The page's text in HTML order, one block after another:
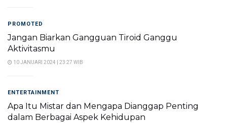
PROMOTED
Jangan Biarkan Gangguan Tiroid Ganggu
Aktivitasmu
10 JANUARI 2024 | 23:27 WIB
ENTERTAINMENT
Apa Itu Mistar dan Mengapa Dianggap Penting
dalam Berbagai Aspek Kehidupan